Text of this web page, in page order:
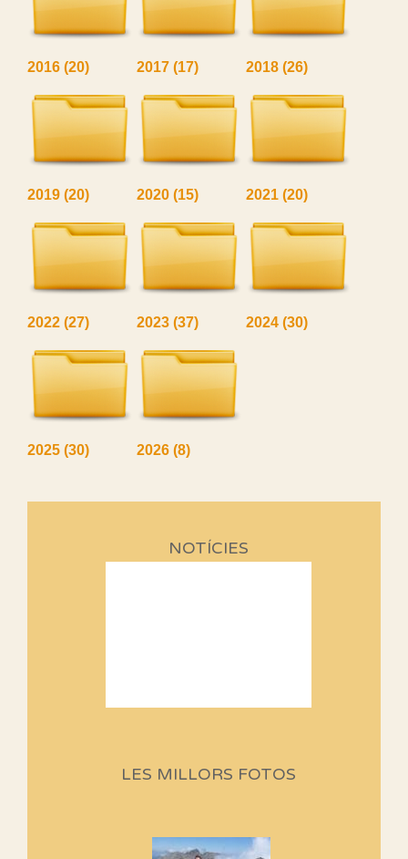
2016 (20) 2017 (17) 2018 (26)
2019 (20) 2020 (15) 2021 (20)
2022 (27) 2023 (37) 2024 (30)
2025 (30) 2026 (8)
NOTÍCIES
programació d'aquest any
Si no podem caminar, alguna
LES MILLORS FOTOS